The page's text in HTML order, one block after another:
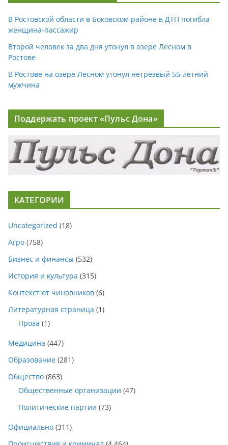
В Ростовской области в Боковском районе в ДТП погибла
женщина-пассажир
Второй человек за два дня утонул в озере Лесном в
Ростове
В Ростове на озере Лесном утонул нетрезвый 55-летний
мужчина
Поддержать проект «Пульс Дона»
КАТЕГОРИИ
Uncategorized (18)
Агро (758)
Бизнес и финансы (532)
История и культура (315)
Контекст от чиновников (6)
Литературная страница (1)
Проза (1)
Медицина (447)
Образование (281)
Общество (863)
Общественные организации (47)
Политические партии (73)
Официально (311)